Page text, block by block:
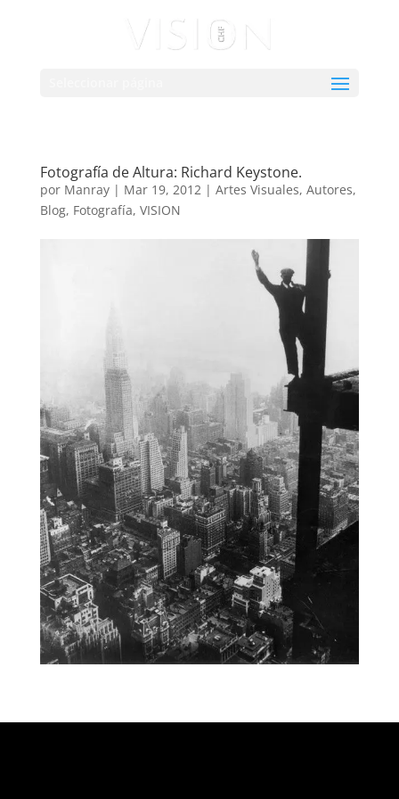
Fotografía de Altura: Richard Keystone.
por Manray| Mar 19, 2012| Artes Visuales, Autores,
Blog, Fotografía, VISION